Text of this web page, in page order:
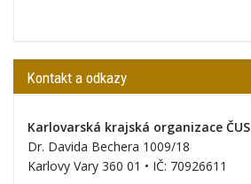
Kontakt a odkazy
Karlovarská krajská organizace ČUS
Dr. Davida Bechera 1009/18
Karlovy Vary 360 01 • IČ: 70926611